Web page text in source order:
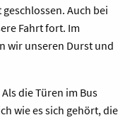
Auch bei
Fahrt fort. Im
wir unseren Durst und
die Türen im Bus
wie es sich gehört, die